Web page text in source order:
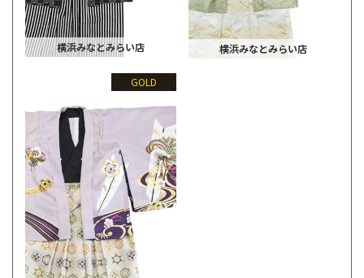
横浜みなとみらい店 横浜みなとみらい店
GOLD